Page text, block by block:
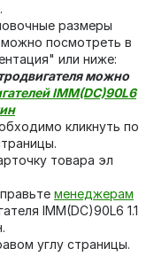
размеры
можно посмотреть в
или ниже:
можно
IMM(DС)90L6
кликнуть по
товара эл
менеджерам
IMM(DС)90L6 1.1
углу страницы.